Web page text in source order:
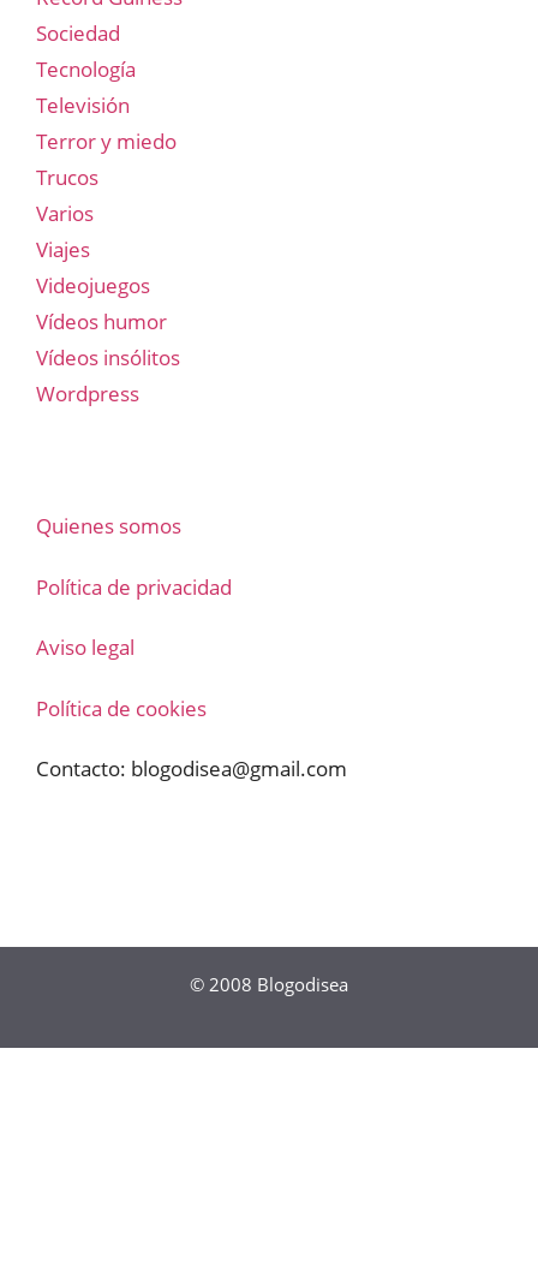
Sociedad
Tecnología
Televisión
Terror y miedo
Trucos
Varios
Viajes
Videojuegos
Vídeos humor
Vídeos insólitos
Wordpress
Quienes somos
Política de privacidad
Aviso legal
Política de cookies
Contacto: blogodisea@gmail.com
© 2008 Blogodisea